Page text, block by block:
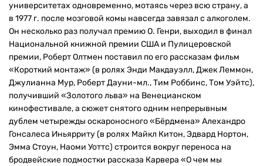
университетах одновременно, мотаясь через всю страну, а
в 1977 г. после мозговой комы навсегда завязал с алкоголем.
Он несколько раз получал премию О. Генри, выходил в финал
Национальной книжной премии США и Пулицеровской
премии, Роберт Олтмен поставил по его рассказам фильм
«Короткий монтаж» (в ролях Энди Макдауэлл, Джек Леммон,
Джулианна Мур, Роберт Дауни-мл., Тим Роббинс, Том Уэйтс),
получивший «Золотого льва» на Венецианском
кинофестивале, а сюжет снятого одним непрерывным
дублем четырежды оскароносного «Бёрдмена» Алехандро
Гонсалеса Иньярриту (в ролях Майкл Китон, Эдвард Нортон,
Эмма Стоун, Наоми Уоттс) строится вокруг переноса на
бродвейские подмостки рассказа Карвера «О чем мы